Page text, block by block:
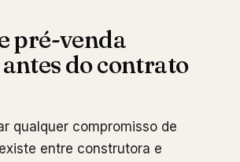
pré-venda
do contrato
qualquer compromisso de
entre construtora e